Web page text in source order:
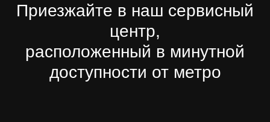
Приезжайте в наш сервисный
центр,
расположенный в минутной
доступности от метро